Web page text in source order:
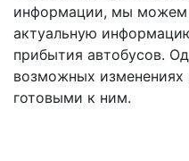
информации, мы можем
актуальную
прибытия автобусов.
возможных изменениях
готовыми к ним.